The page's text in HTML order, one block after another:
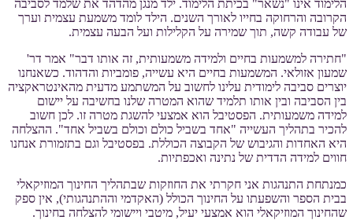
הלימוד אינו "נשאר" בכיתת הלימוד. ילד מנגן מהדהד את שלמד לסביבה
הקרובה והרחוקה בחייו לאורך השנים. הילד לומד משמעת עצמית וערך
של עבודה קשה, תוך שמירה על הקלילות ועל הבעה עצמית.
"חתירה למשמעות בחיים ולמידה משמעותית, זה אותו דבר" אמר דר'
שמעון אזולאי. המשמעות בחיים היא עשייה, פומביות והדהוד. כשאנחנו
יוצרים סביבה לימודית עלינו לחשוב על המשתמע מדעית מהאינטראקציה
בין הסביבה ובין אותו תלמיד שהוא המטרה שלנו בחשיבה על יישום
למידה משמעותית. הפסטיבל הוא אמצעי להשגת מטרה זו. לכן חשוב
להכיר בתהליך העשייה "אחד בשביל כולם וכולם בשביל אחד". ההצלחה
היא האחדות והגיבוש של הקבוצה הכוללת. בפסטיבל וגם בתזמורת אנחנו
חווים למידה הדדית של נתינה ואכפתיות.
כמנתחת התנהגות אני חקרתי את החוזקות שבתהליך החינוך המוזיקאלי
בבית הספר והשפעתו על החינוך הכולל (האקדמי וההתנהגותי), אין ספק
שהחינוך המוזיקאלי הוא אמצעי יעיל, מיטבי ויישומי להצלחה בחינוך.